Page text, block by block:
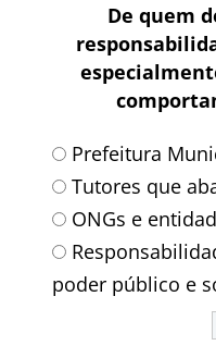
De quem
Prefeitura
Tutores que
ONGs e
poder público e